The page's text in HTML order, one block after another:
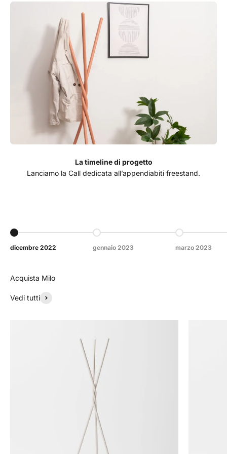
La timeline di progetto
Lanciamo la Call dedicata all’appendiabiti freestand.
Vai all'articolo 1
dicembre 2022
Vai all'articolo 2
gennaio 2023
Vai all'articolo 3
marzo 2023
Acquista Milo
Vedi tutti